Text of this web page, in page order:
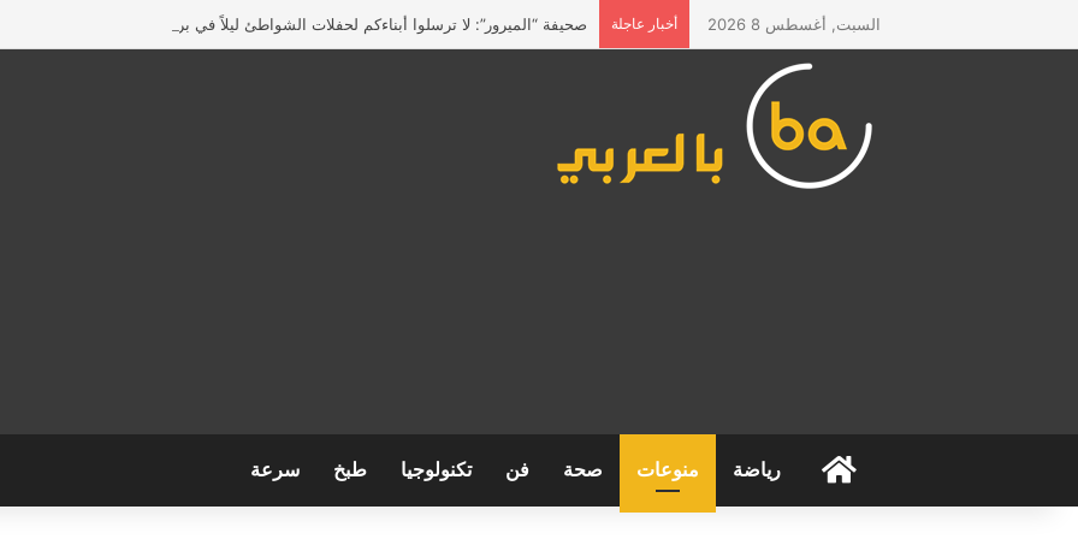
السبت, أغسطس 8 2026 أخبار عاجلة صحيفة “الميرور”: لا ترسلوا أبناءكم لحفلات الشواطئ ليلاً في بريطانيا
الرئيسيةرياضة منوعات صحة فن تكنولوجيا طبخ سرعة